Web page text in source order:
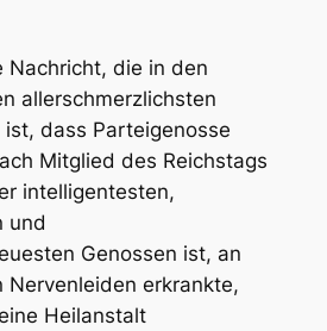
Nachricht, die in den
allerschmerzlichsten
ist, dass Parteigenosse
Mitglied des Reichstags
intelligentesten,
und
Genossen ist, an
Nervenleiden erkrankte,
Heilanstalt